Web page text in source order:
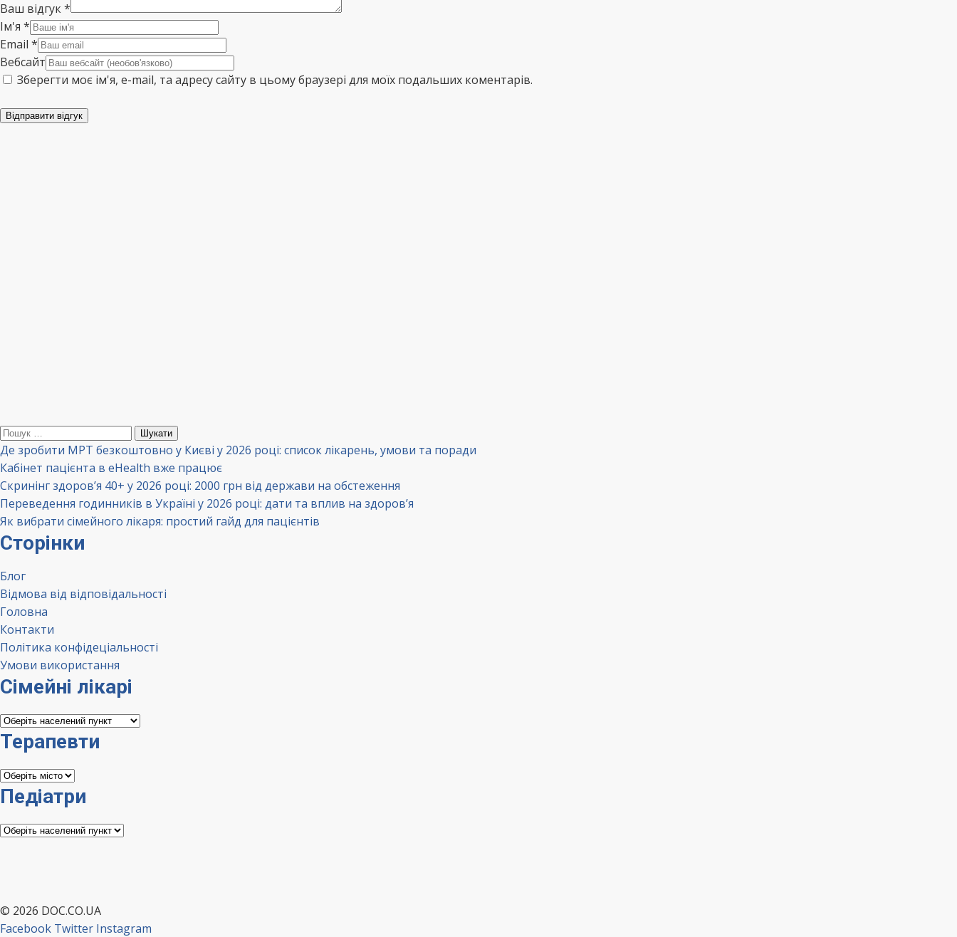
Ваш відгук*
Ім'я *
Email *
Вебсайт
Зберегти моє ім'я, e-mail, та адресу сайту в цьому браузері для моїх подальших коментарів.
Відправити відгук
Пошук:
Де зробити МРТ безкоштовно у Києві у 2026 році: список лікарень, умови та поради
Кабінет пацієнта в eHealth вже працює
Скринінг здоров’я 40+ у 2026 році: 2000 грн від держави на обстеження
Переведення годинників в Україні у 2026 році: дати та вплив на здоров’я
Як вибрати сімейного лікаря: простий гайд для пацієнтів
Сторінки
Блог
Відмова від відповідальності
Головна
Контакти
Політика конфідеціальності
Умови використання
Сімейні лікарі
Сімейні
лікарі
Терапевти
Терапевти
Педіатри
Педіатри
© 2026 DOC.CO.UA
Facebook Twitter Instagram